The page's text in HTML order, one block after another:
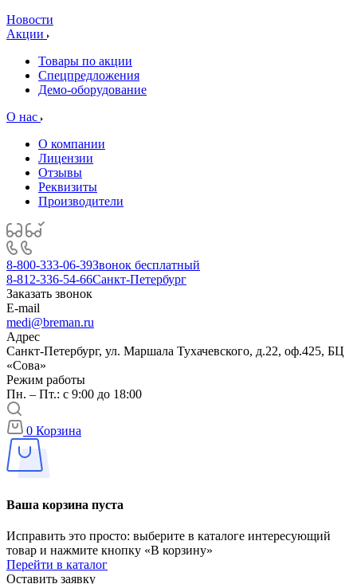
Новости
Акции
Товары по акции
Спецпредложения
Демо-оборудование
О нас
О компании
Лицензии
Отзывы
Реквизиты
Производители
8-800-333-06-39Звонок бесплатный
8-812-336-54-66Санкт-Петербург
Заказать звонок
E-mail
medi@breman.ru
Адрес
Санкт-Петербург, ул. Маршала Тухачевского, д.22, оф.425, БЦ
«Сова»
Режим работы
Пн. – Пт.: с 9:00 до 18:00
0 Корзина
Ваша корзина пуста
Исправить это просто: выберите в каталоге интересующий
товар и нажмите кнопку «В корзину»
Перейти в каталог
Оставить заявку